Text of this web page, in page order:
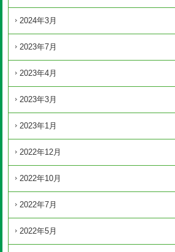
2024年3月
2023年7月
2023年4月
2023年3月
2023年1月
2022年12月
2022年10月
2022年7月
2022年5月